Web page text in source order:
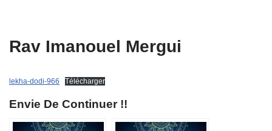
Rav Imanouel Mergui
lekha-dodi-966 Télécharger
Envie De Continuer !!